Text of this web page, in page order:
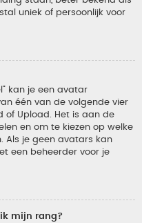
uniek of persoonlijk voor
kan je een avatar
één van de volgende vier
of Upload. Het is aan de
en om te kiezen op welke
Als je geen avatars kan
een beheerder voor je
mijn rang?